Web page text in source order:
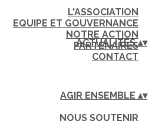
L'ASSOCIATION
EQUIPE ET GOUVERNANCE
NOTRE ACTION
PARTENAIRES
CONTACT
ACTUALITÉS▴▾
AGIR ENSEMBLE ▴▾
NOUS SOUTENIR